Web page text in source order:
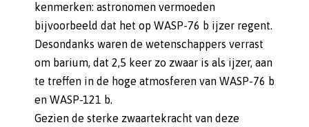
kenmerken: astronomen vermoeden
bijvoorbeeld dat het op WASP-76 b ijzer regent.
Desondanks waren de wetenschappers verrast
om barium, dat 2,5 keer zo zwaar is als ijzer, aan
te treffen in de hoge atmosferen van WASP-76 b
en WASP-121 b.
Gezien de sterke zwaartekracht van deze